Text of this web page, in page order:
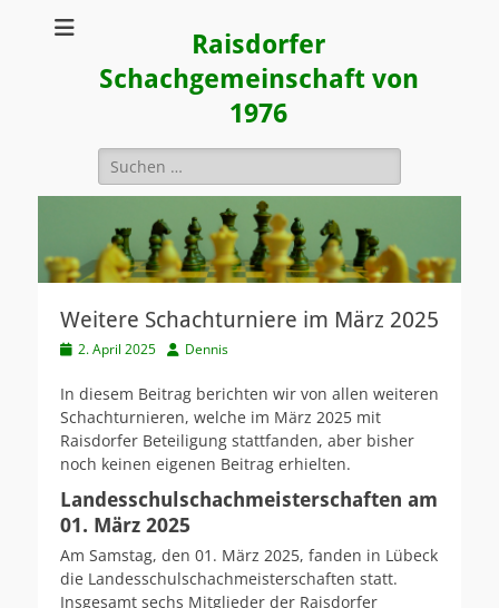
Raisdorfer
Schachgemeinschaft von
1976
Suchen
nach:
Weitere Schachturniere im März 2025
Veröffentlicht
2. April 2025 AutorDennis
In diesem Beitrag berichten wir von allen weiteren
Schachturnieren, welche im März 2025 mit
Raisdorfer Beteiligung stattfanden, aber bisher
noch keinen eigenen Beitrag erhielten.
Landesschulschachmeisterschaften am
01. März 2025
Am Samstag, den 01. März 2025, fanden in Lübeck
die Landesschulschachmeisterschaften statt.
Insgesamt sechs Mitglieder der Raisdorfer